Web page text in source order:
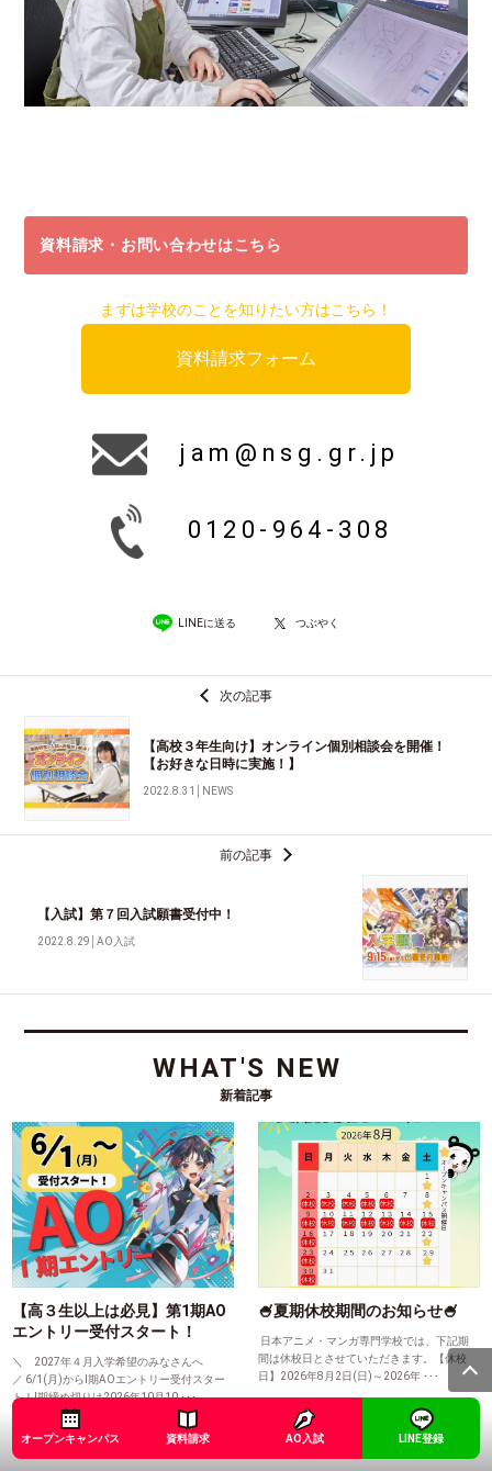
資料請求・お問い合わせはこちら
まずは学校のことを知りたい方はこちら！
資料請求フォーム
jam@nsg.gr.jp
0120-964-308
LINEに送る つぶやく
次の記事
【高校３年生向け】オンライン個別相談会を開催！
【お好きな日時に実施！】
2022.8.31 NEWS
前の記事
【入試】第７回入試願書受付中！
2022.8.29 │AO入試
WHAT'S NEW
新着記事
【高３生以上は必見】第1期AO
エントリー受付スタート！
＼ 2027年４月入学希望のみなさんへ
／ 6/1(月)からⅠ期AOエントリー受付スター
ト！Ⅰ期締め切りは2026年10月10 ･･･
🍧夏期休校期間のお知らせ🍧
日本アニメ・マンガ専門学校では、下記期
間は休校日とさせていただきます。【休校
日】2026年8月2日(日)～2026年 ･･･
オープンキャンパス 資料請求 AO入試 LINE登録